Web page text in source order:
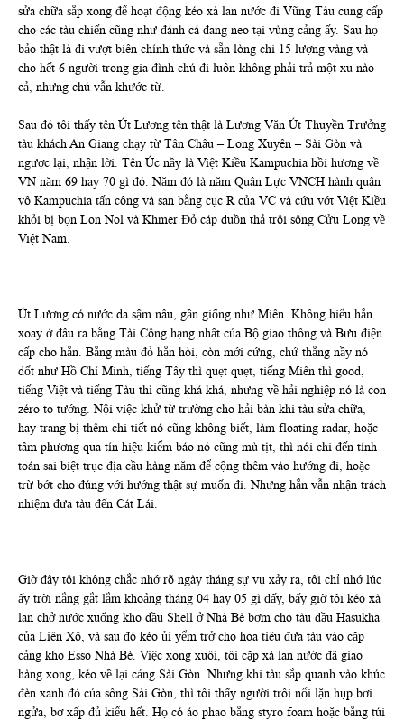
sửa chữa sắp xong để hoạt động kéo xà lan nước đi Vũng Tàu cung cấp
cho các tàu chiến cũng như đánh cá đang neo tại vùng cảng ấy. Sau họ
bảo thật là đi vượt biên chính thức và sẵn lòng chi 15 lượng vàng và
cho hết 6 người trong gia đình chú đi luôn không phải trả một xu nào
cả, nhưng chú vẫn khước từ.
Sau đó tôi thấy tên Út Lương tên thật là Lương Văn Út Thuyền Trưởng
tàu khách An Giang chạy từ Tân Châu – Long Xuyên – Sài Gòn và
ngược lại, nhận lời. Tên Úc nầy là Việt Kiều Kampuchia hồi hương về
VN năm 69 hay 70 gì đó. Năm đó là năm Quân Lực VNCH hành quân
vô Kampuchia tấn công và san bằng cục R của VC và cứu vớt Việt Kiều
khỏi bị bọn Lon Nol và Khmer Đỏ cáp duồn thả trôi sông Cửu Long về
Việt Nam.
Út Lương có nước da sậm nâu, gần giống như Miên. Không hiểu hắn
xoay ở đâu ra bằng Tài Công hạng nhất của Bộ giao thông và Bưu điện
cấp cho hắn. Bằng màu đỏ hẳn hòi, còn mới cứng, chứ thằng nầy nó
dốt như Hồ Chí Minh, tiếng Tây thì quẹt quẹt, tiếng Miên thì good,
tiếng Việt và tiếng Tàu thì cũng khá khá, nhưng về hải nghiệp nó là con
zéro to tướng. Nội việc khử từ trường cho hải bàn khi tàu sửa chữa,
hay trang bị thêm chi tiết nó cũng không biết, làm floating radar, hoặc
tâm phương qua tín hiệu kiểm báo nó cũng mù tịt, thì nói chi đến tính
toán sai biệt trục địa cầu hàng năm để cộng thêm vào hướng đi, hoặc
trừ bớt cho đúng với hướng thật sự muốn đi. Nhưng hắn vẫn nhận trách
nhiệm đưa tàu đến Cát Lái.
Giờ đây tôi không chắc nhớ rõ ngày tháng sự vụ xảy ra, tôi chỉ nhớ lúc
ấy trời nắng gắt lắm khoảng tháng 04 hay 05 gì đấy, bấy giờ tôi kéo xà
lan chở nước xuống kho dầu Shell ở Nhà Bè bơm cho tàu dầu Hasukha
của Liên Xô, và sau đó kéo ủi yểm trở cho hoa tiêu đưa tàu vào cặp
cảng kho Esso Nhà Bè. Việc xong xuôi, tôi cặp xà lan nước đã giao
hàng xong, kéo về lại cảng Sài Gòn. Nhưng khi tàu sắp quanh vào khúc
đèn xanh đỏ của sông Sài Gòn, thì tôi thấy người trôi nổi lặn hụp bơi
ngửa, bơ xấp đủ kiểu hết. Họ có áo phao bằng styro foam hoặc bằng túi